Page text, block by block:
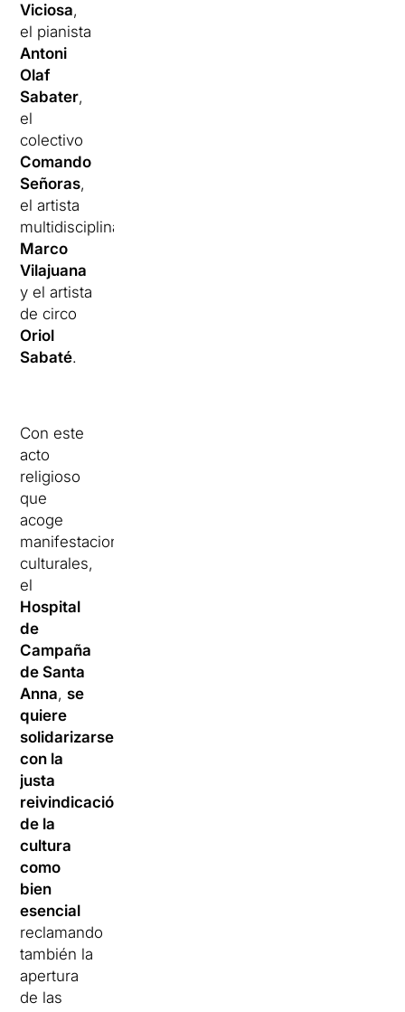
Viciosa,
el pianista
Antoni
Olaf
Sabater,
el
colectivo
Comando
Señoras,
el artista
multidisciplinar
Marco
Vilajuana
y el artista
de circo
Oriol
Sabaté.
Con este
acto
religioso
que
acoge
manifestaciones
culturales,
el
Hospital
de
Campaña
de Santa
Anna,se
quiere
solidarizarse
con la
justa
reivindicación
de la
cultura
como
bien
esencial
reclamando
también la
apertura
de las